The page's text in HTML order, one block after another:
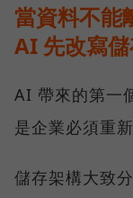
當資料不能
AI 先改寫
AI 帶來的第一
是企業必須重
儲存架構大致